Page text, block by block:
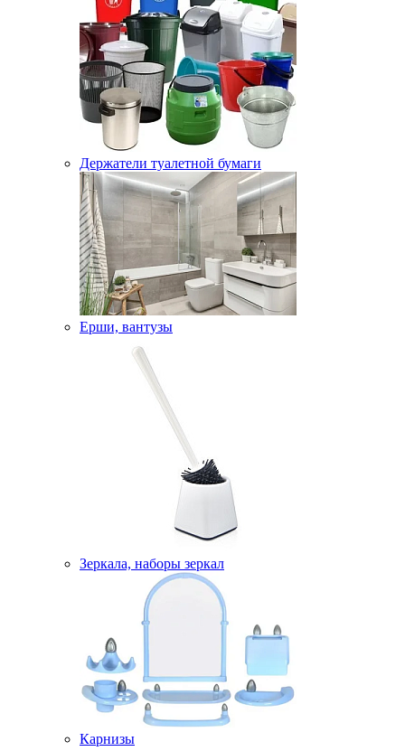
Держатели туалетной бумаги
Ерши, вантузы
Зеркала, наборы зеркал
Карнизы